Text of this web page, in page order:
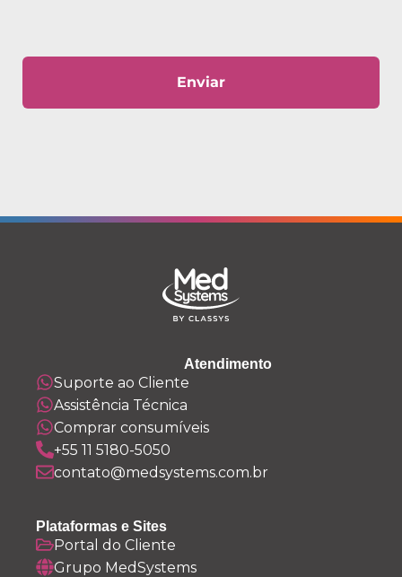
Enviar
Atendimento
Suporte ao Cliente
Assistência Técnica
Comprar consumíveis
+55 11 5180-5050
contato@medsystems.com.br
Plataformas e Sites
Portal do Cliente
Grupo MedSystems